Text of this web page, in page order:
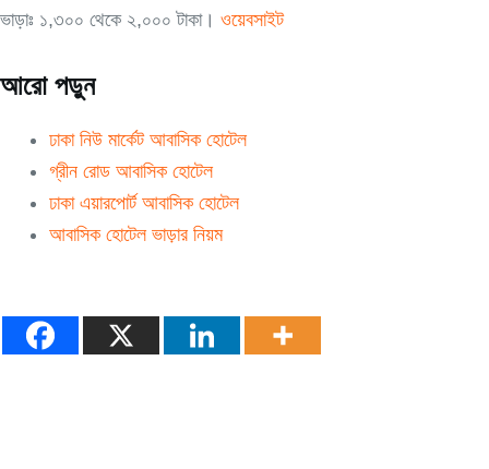
ভাড়াঃ ১,৩০০ থেকে ২,০০০ টাকা। ওয়েবসাইট
আরো পড়ুন
ঢাকা নিউ মার্কেট আবাসিক হোটেল
গ্রীন রোড আবাসিক হোটেল
ঢাকা এয়ারপোর্ট আবাসিক হোটেল
আবাসিক হোটেল ভাড়ার নিয়ম